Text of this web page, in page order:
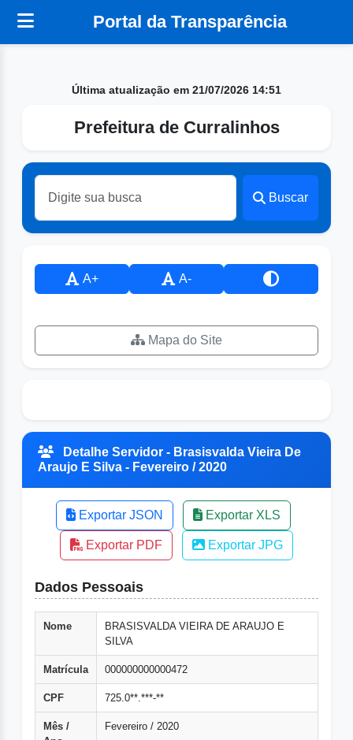
Portal da Transparência
Última atualização em 21/07/2026 14:51
Prefeitura de Curralinhos
Buscar
A+ A-
Mapa do Site
Detalhe Servidor - Brasisvalda Vieira De
Araujo E Silva - Fevereiro / 2020
Exportar JSON Exportar XLS
Exportar PDF Exportar JPG
Dados Pessoais
Nome
BRASISVALDA VIEIRA DE ARAUJO E
SILVA
Matrícula 000000000000472
CPF 725.0**.***-**
Mês /
Fevereiro / 2020